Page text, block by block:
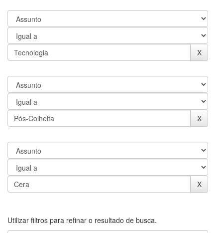
Utilizar filtros para refinar o resultado de busca.